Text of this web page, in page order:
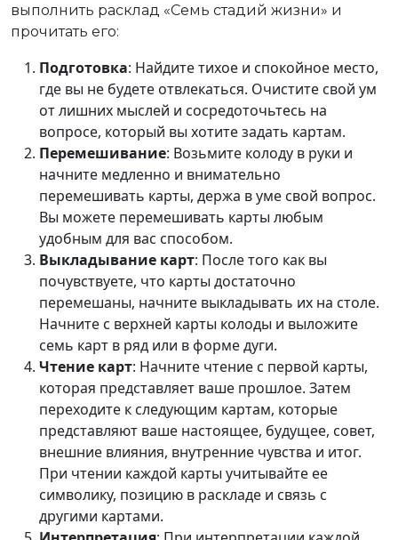
выполнить расклад «Семь стадий жизни» и
прочитать его:
Подготовка: Найдите тихое и спокойное место,
где вы не будете отвлекаться. Очистите свой ум
от лишних мыслей и сосредоточьтесь на
вопросе, который вы хотите задать картам.
Перемешивание: Возьмите колоду в руки и
начните медленно и внимательно
перемешивать карты, держа в уме свой вопрос.
Вы можете перемешивать карты любым
удобным для вас способом.
Выкладывание карт: После того как вы
почувствуете, что карты достаточно
перемешаны, начните выкладывать их на столе.
Начните с верхней карты колоды и выложите
семь карт в ряд или в форме дуги.
Чтение карт: Начните чтение с первой карты,
которая представляет ваше прошлое. Затем
переходите к следующим картам, которые
представляют ваше настоящее, будущее, совет,
внешние влияния, внутренние чувства и итог.
При чтении каждой карты учитывайте ее
символику, позицию в раскладе и связь с
другими картами.